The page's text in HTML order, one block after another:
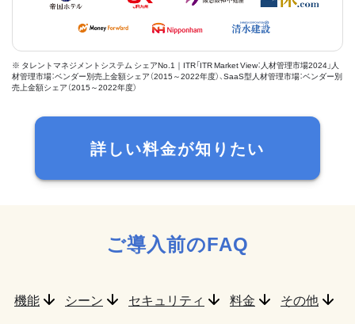
※ タレントマネジメントシステム シェアNo.1｜ITR「ITR Market View：人材管理市場2024」人
材管理市場：ベンダー別売上金額シェア（2015～2022年度）、SaaS型人材管理市場：ベンダー別
売上金額シェア（2015～2022年度）
詳しい料金が知りたい
ご導入前のFAQ
機能 シーン セキュリティ 料金 その他